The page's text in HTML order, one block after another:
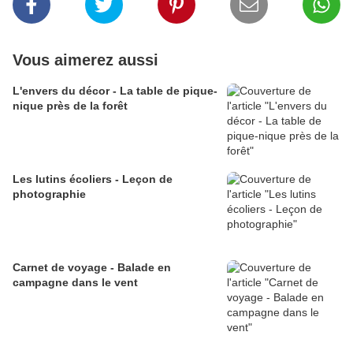
Vous aimerez aussi
L'envers du décor - La table de pique-
nique près de la forêt
Les lutins écoliers - Leçon de
photographie
Carnet de voyage - Balade en
campagne dans le vent